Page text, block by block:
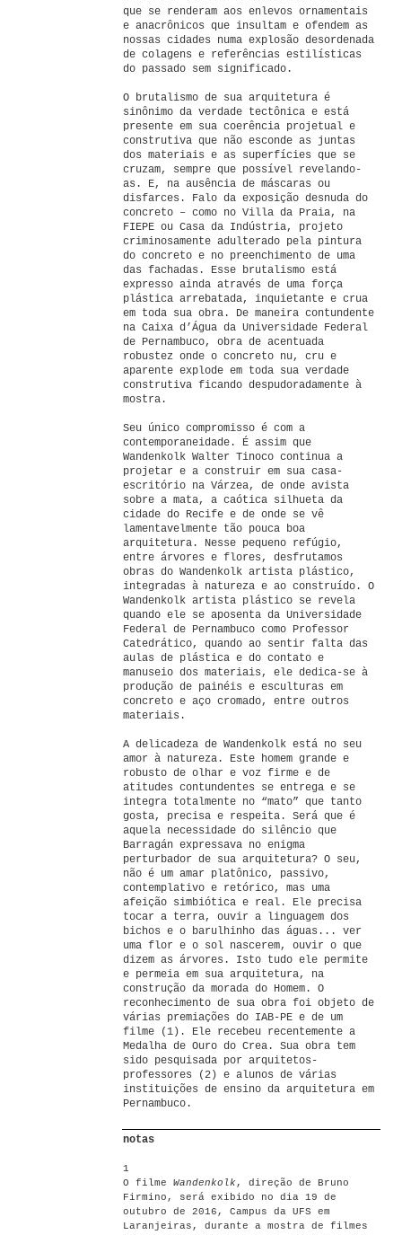
que se renderam aos enlevos ornamentais
e anacrônicos que insultam e ofendem as
nossas cidades numa explosão desordenada
de colagens e referências estilísticas
do passado sem significado.
O brutalismo de sua arquitetura é
sinônimo da verdade tectônica e está
presente em sua coerência projetual e
construtiva que não esconde as juntas
dos materiais e as superfícies que se
cruzam, sempre que possível revelando-
as. E, na ausência de máscaras ou
disfarces. Falo da exposição desnuda do
concreto – como no Villa da Praia, na
FIEPE ou Casa da Indústria, projeto
criminosamente adulterado pela pintura
do concreto e no preenchimento de uma
das fachadas. Esse brutalismo está
expresso ainda através de uma força
plástica arrebatada, inquietante e crua
em toda sua obra. De maneira contundente
na Caixa d’Água da Universidade Federal
de Pernambuco, obra de acentuada
robustez onde o concreto nu, cru e
aparente explode em toda sua verdade
construtiva ficando despudoradamente à
mostra.
Seu único compromisso é com a
contemporaneidade. É assim que
Wandenkolk Walter Tinoco continua a
projetar e a construir em sua casa-
escritório na Várzea, de onde avista
sobre a mata, a caótica silhueta da
cidade do Recife e de onde se vê
lamentavelmente tão pouca boa
arquitetura. Nesse pequeno refúgio,
entre árvores e flores, desfrutamos
obras do Wandenkolk artista plástico,
integradas à natureza e ao construído. O
Wandenkolk artista plástico se revela
quando ele se aposenta da Universidade
Federal de Pernambuco como Professor
Catedrático, quando ao sentir falta das
aulas de plástica e do contato e
manuseio dos materiais, ele dedica-se à
produção de painéis e esculturas em
concreto e aço cromado, entre outros
materiais.
A delicadeza de Wandenkolk está no seu
amor à natureza. Este homem grande e
robusto de olhar e voz firme e de
atitudes contundentes se entrega e se
integra totalmente no “mato” que tanto
gosta, precisa e respeita. Será que é
aquela necessidade do silêncio que
Barragán expressava no enigma
perturbador de sua arquitetura? O seu,
não é um amar platônico, passivo,
contemplativo e retórico, mas uma
afeição simbiótica e real. Ele precisa
tocar a terra, ouvir a linguagem dos
bichos e o barulhinho das águas... ver
uma flor e o sol nascerem, ouvir o que
dizem as árvores. Isto tudo ele permite
e permeia em sua arquitetura, na
construção da morada do Homem. O
reconhecimento de sua obra foi objeto de
várias premiações do IAB-PE e de um
filme (1). Ele recebeu recentemente a
Medalha de Ouro do Crea. Sua obra tem
sido pesquisada por arquitetos-
professores (2) e alunos de várias
instituições de ensino da arquitetura em
Pernambuco.
notas
1
O filme Wandenkolk , direção de Bruno
Firmino, será exibido no dia 19 de
outubro de 2016, Campus da UFS em
Laranjeiras, durante a mostra de filmes